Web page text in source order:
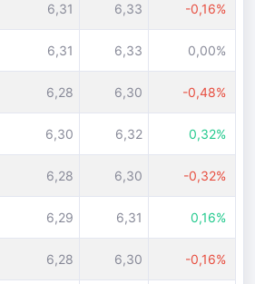
6,31 6,33 -0,16%
6,31 6,33 0,00%
6,28 6,30 -0,48%
6,30 6,32 0,32%
6,28 6,30 -0,32%
6,29 6,31 0,16%
6,28 6,30 -0,16%